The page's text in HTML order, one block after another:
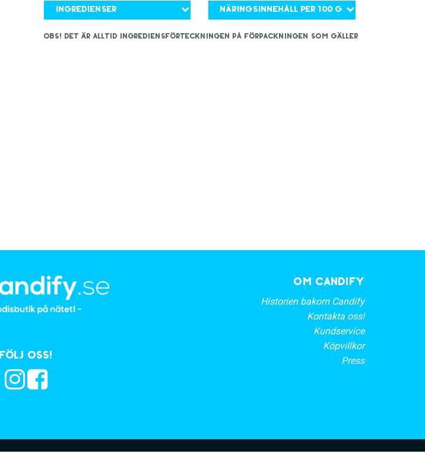
Ingredienser Näringsinnehåll per 100 g
OBS! Det är alltid ingrediensförteckningen på förpackningen som gäller
Följ oss!
OM CANDIFY
Historien bakom Candify
Kontakta oss!
Kundservice
Köpvillkor
Press